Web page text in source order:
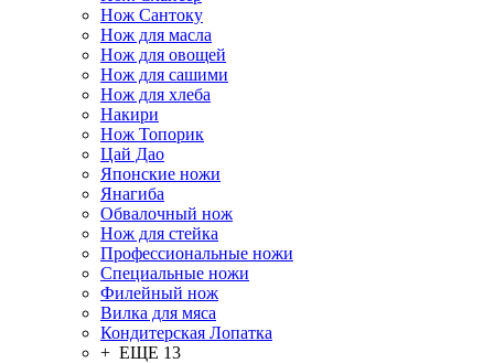
Нож Сантоку
Нож для масла
Нож для овощей
Нож для сашими
Нож для хлеба
Накири
Нож Топорик
Цай Дао
Японские ножи
Янагиба
Обвалочный нож
Нож для стейка
Профессиональные ножи
Специальные ножи
Филейный нож
Вилка для мяса
Кондитерская Лопатка
+ ЕЩЕ 13